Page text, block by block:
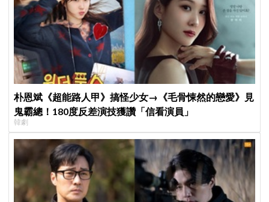
朴恩斌《超能路人甲》搞怪少女→《毛骨悚然的戀愛》見
鬼霸總！180度反差演技獲讚「信看演員」
韓劇